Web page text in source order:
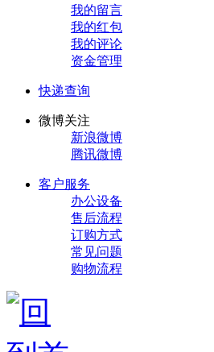
我的留言
我的红包
我的评论
资金管理
快递查询
微博关注
新浪微博
腾讯微博
客户服务
办公设备
售后流程
订购方式
常见问题
购物流程